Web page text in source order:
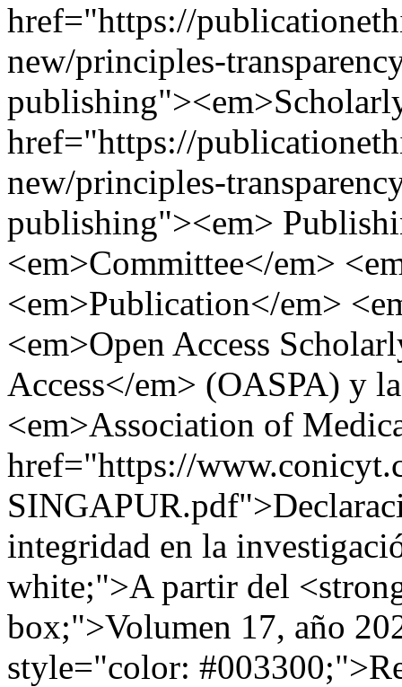
href="https://
new/principles-
href="https://
new/principles-
publishing"><em>
<em>Committee</em>
<em>Publication</em>
<em>Open Access
Access</em> (OASPA) y
<em>Association of
href="https://
integridad en la
white;">A partir del
box;">Volumen 17, año
style="color: